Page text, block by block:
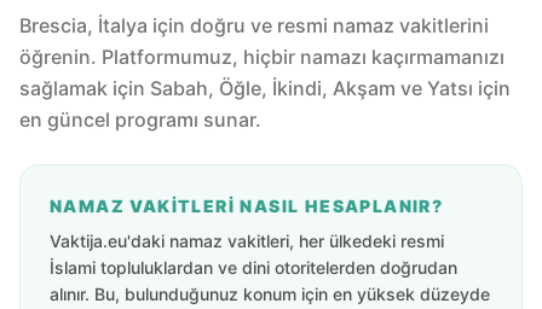
Brescia, İtalya için doğru ve resmi namaz vakitlerini
öğrenin. Platformumuz, hiçbir namazı kaçırmamanızı
sağlamak için Sabah, Öğle, İkindi, Akşam ve Yatsı için
en güncel programı sunar.
NAMAZ VAKITLERI NASIL HESAPLANIR?
Vaktija.eu'daki namaz vakitleri, her ülkedeki resmi
İslami topluluklardan ve dini otoritelerden doğrudan
alınır. Bu, bulunduğunuz konum için en yüksek düzeyde